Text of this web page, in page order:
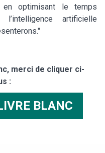
en optimisant le temps
artificielle
merci de cliquer ci-
:
BLANC